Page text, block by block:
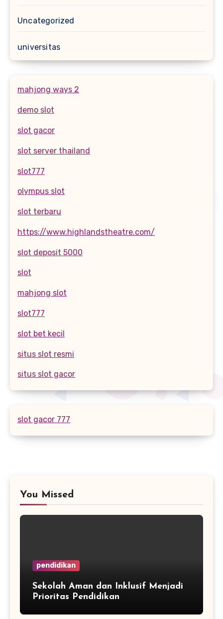
Uncategorized
universitas
mahjong ways 2
demo slot
slot gacor
slot server thailand
slot777
olympus slot
slot terbaru
https://www.highlandstheatre.com/
slot deposit 5000
slot
mahjong slot
slot777
slot bet kecil
situs slot resmi
situs slot gacor
slot gacor 777
You Missed
pendidikan
Sekolah Aman dan Inklusif Menjadi
Prioritas Pendidikan